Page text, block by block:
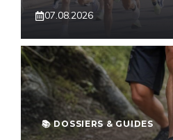
07.08.2026
📚 DOSSIERS & GUIDES